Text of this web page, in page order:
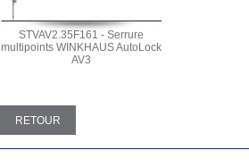
STVAV2.35F161 - Serrure
multipoints WINKHAUS AutoLock
AV3
RETOUR